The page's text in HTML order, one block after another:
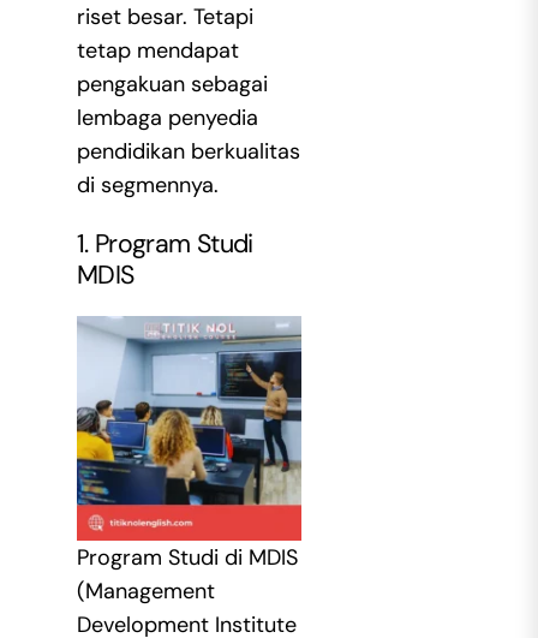
riset besar. Tetapi
tetap mendapat
pengakuan sebagai
lembaga penyedia
pendidikan berkualitas
di segmennya.
1. Program Studi
MDIS
Program Studi di MDIS
(Management
Development Institute